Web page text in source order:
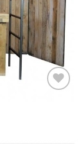
verlanglijst